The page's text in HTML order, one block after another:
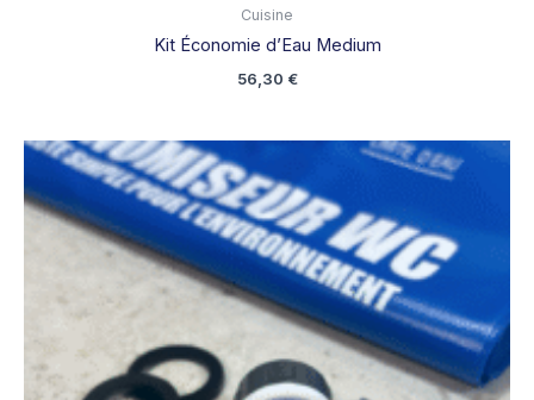
Cuisine
Kit Économie d’Eau Medium
56,30 €